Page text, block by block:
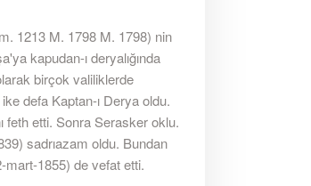
1213 M. 1798 M. 1798) nin
kapudan-ı deryalığında
birçok valiliklerde
defa Kaptan-ı Derya oldu.
feth etti. Sonra Serasker oklu.
sadrıazam oldu. Bundan
mart-1855) de vefat etti.